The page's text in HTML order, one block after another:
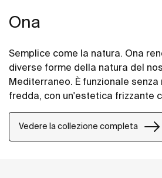
Ona
Semplice come la natura. Ona
diverse forme della natura del
Mediterraneo. È funzionale
fredda, con un'estetica frizzante
intrinseco dell'ambiente naturale,
godono della potenza di
Vedere la collezione completa